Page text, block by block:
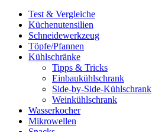
Test & Vergleiche
Küchenutensilien
Schneidewerkzeug
Töpfe/Pfannen
Kühlschränke
Tipps & Tricks
Einbaukühlschrank
Side-by-Side-Kühlschrank
Weinkühlschrank
Wasserkocher
Mikrowellen